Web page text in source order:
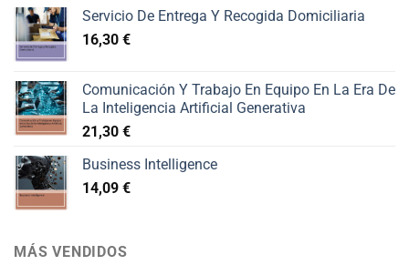
Servicio De Entrega Y Recogida Domiciliaria
16,30 €
Comunicación Y Trabajo En Equipo En La Era De
La Inteligencia Artificial Generativa
21,30 €
Business Intelligence
14,09 €
MÁS VENDIDOS